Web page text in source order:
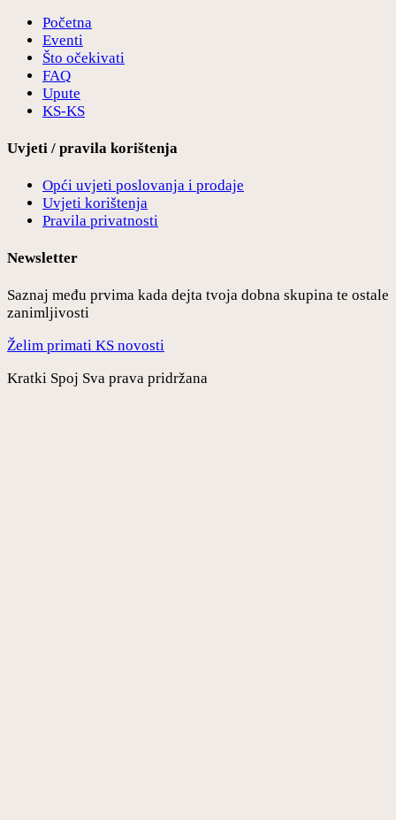
Početna
Eventi
Što očekivati
FAQ
Upute
KS-KS
Uvjeti / pravila korištenja
Opći uvjeti poslovanja i prodaje
Uvjeti korištenja
Pravila privatnosti
Newsletter
Saznaj među prvima kada dejta tvoja dobna skupina te ostale
zanimljivosti
Želim primati KS novosti
Kratki Spoj Sva prava pridržana